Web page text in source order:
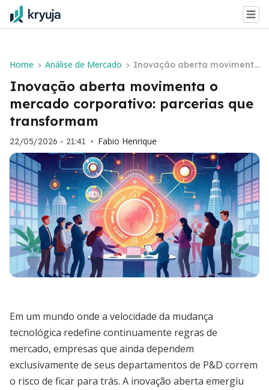
Home > Análise de Mercado > Inovação aberta moviment
a o mercado corporativo: pa
rcerias que transformam
Inovação aberta movimenta o
mercado corporativo: parcerias que
transformam
22/05/2026 - 21:41 • Fabio Henrique
Em um mundo onde a velocidade da mudança
tecnológica redefine continuamente regras de
mercado, empresas que ainda dependem
exclusivamente de seus departamentos de P&D correm
o risco de ficar para trás. A inovação aberta emergiu